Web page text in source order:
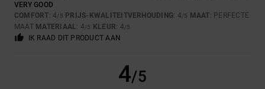
VERY GOOD
COMFORT: 4/5 PRIJS-KWALITEITVERHOUDING: 4/5 MAAT: PERFECTE
MAAT MATERIAAL: 4/5 KLEUR: 4/5
IK RAAD DIT PRODUCT AAN
4/5